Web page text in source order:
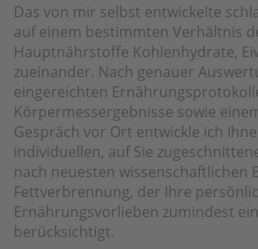
Das von mir selbst entwickelte
auf einem bestimmten Verhältnis
Hauptnährstoffe Kohlenhydrate,
zueinander. Nach genauer
eingereichten
Körpermessergebnisse sowie
Gespräch vor Ort entwickle ich
individuellen, auf Sie
nach neuesten wissenschaftlichen
Fettverbrennung, der Ihre
Ernährungsvorlieben zumindest
berücksichtigt.